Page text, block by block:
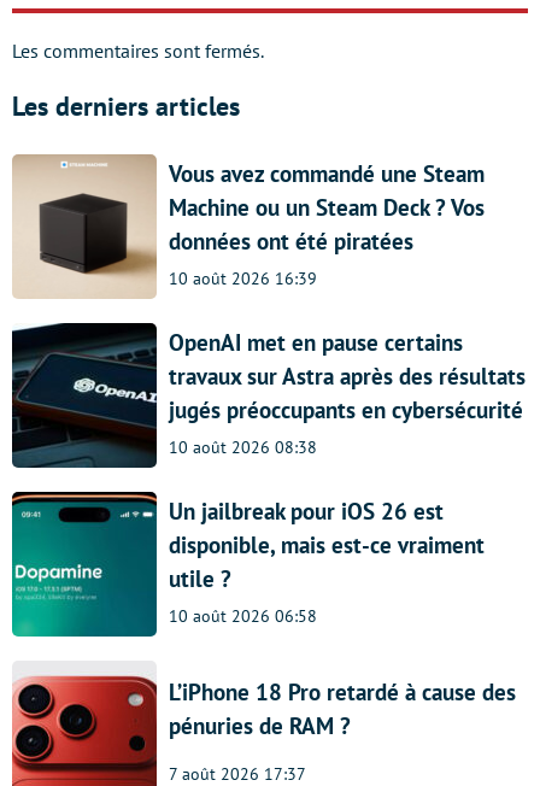
Les commentaires sont fermés.
Les derniers articles
Vous avez commandé une Steam
Machine ou un Steam Deck ? Vos
données ont été piratées
10 août 2026 16:39
OpenAI met en pause certains
travaux sur Astra après des résultats
jugés préoccupants en cybersécurité
10 août 2026 08:38
Un jailbreak pour iOS 26 est
disponible, mais est-ce vraiment
utile ?
10 août 2026 06:58
L’iPhone 18 Pro retardé à cause des
pénuries de RAM ?
7 août 2026 17:37